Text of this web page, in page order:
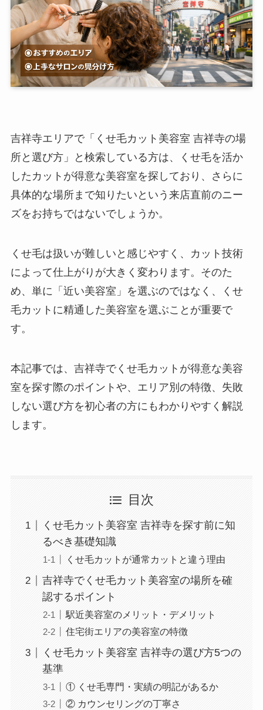
吉祥寺エリアで「くせ毛カット美容室 吉祥寺の場
所と選び方」と検索している方は、くせ毛を活か
したカットが得意な美容室を探しており、さらに
具体的な場所まで知りたいという来店直前のニー
ズをお持ちではないでしょうか。
くせ毛は扱いが難しいと感じやすく、カット技術
によって仕上がりが大きく変わります。そのた
め、単に「近い美容室」を選ぶのではなく、くせ
毛カットに精通した美容室を選ぶことが重要で
す。
本記事では、吉祥寺でくせ毛カットが得意な美容
室を探す際のポイントや、エリア別の特徴、失敗
しない選び方を初心者の方にもわかりやすく解説
します。
目次
くせ毛カット美容室 吉祥寺を探す前に知
るべき基礎知識
くせ毛カットが通常カットと違う理由
吉祥寺でくせ毛カット美容室の場所を確
認するポイント
駅近美容室のメリット・デメリット
住宅街エリアの美容室の特徴
くせ毛カット美容室 吉祥寺の選び方5つの
基準
① くせ毛専門・実績の明記があるか
② カウンセリングの丁寧さ